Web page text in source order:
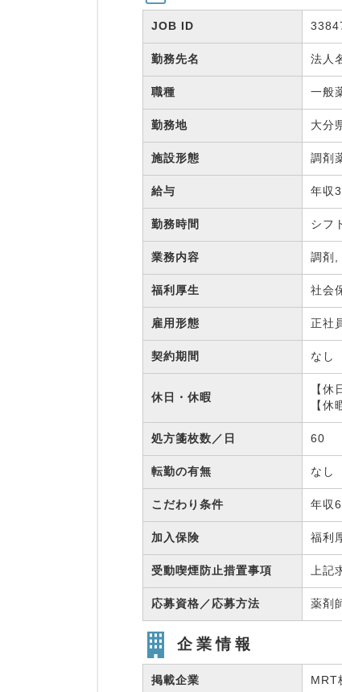
JOB ID
勤務先名 法人
職種 一般
勤務地 大分
施設形態 調剤
給与 年収
勤務時間 シフ
業務内容 調剤,
福利厚生 社会
雇用形態 正社
契約期間 なし
休日・休暇
【
【
処方箋枚数／日 60
転勤の有無 なし
こだわり条件 年収
加入保険 福利
受動喫煙防止措置事項 上記
応募資格／応募方法 薬剤
企業情報
掲載企業 MRT